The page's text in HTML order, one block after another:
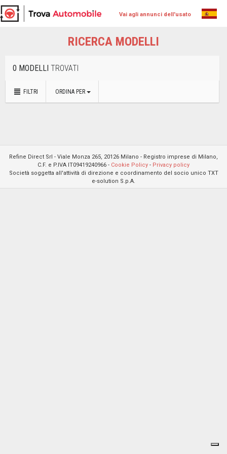
Vai agli annunci dell'usato
RICERCA MODELLI
0 MODELLI TROVATI
FILTRI ORDINA PER
Refine Direct Srl - Viale Monza 265, 20126 Milano - Registro imprese di Milano,
C.F. e P.IVA IT09419240966 - Cookie Policy - Privacy policy
Società soggetta all'attività di direzione e coordinamento del socio unico TXT
e-solution S.p.A.